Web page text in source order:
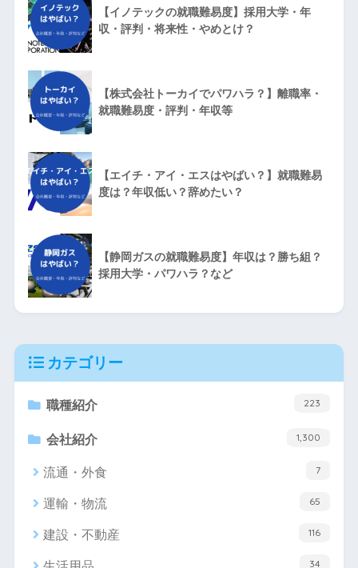
【イノテックの就職難易度】採用大学・年
収・評判・将来性・やめとけ？
【株式会社トーカイでパワハラ？】離職率・
就職難易度・評判・年収等
【エイチ・アイ・エスはやばい？】就職難易
度は？年収低い？辞めたい？
【静岡ガスの就職難易度】年収は？勝ち組？
採用大学・パワハラ？など
カテゴリー
職種紹介 223
会社紹介 1,300
流通・外食 7
運輸・物流 65
建設・不動産 116
34